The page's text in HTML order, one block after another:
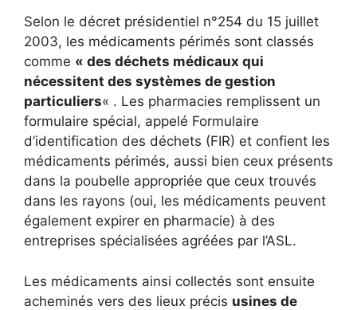
Selon le décret présidentiel n°254 du 15 juillet
2003, les médicaments périmés sont classés
comme « des déchets médicaux qui
nécessitent des systèmes de gestion
particuliers« . Les pharmacies remplissent un
formulaire spécial, appelé Formulaire
d’identification des déchets (FIR) et confient les
médicaments périmés, aussi bien ceux présents
dans la poubelle appropriée que ceux trouvés
dans les rayons (oui, les médicaments peuvent
également expirer en pharmacie) à des
entreprises spécialisées agréées par l’ASL.
Les médicaments ainsi collectés sont ensuite
acheminés vers des lieux précis usines de